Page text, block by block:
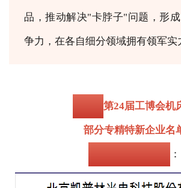
品，推动解决"卡脖子"问题，形
争力，在各自细分领域拥有领军实
以下为第24届工博会机
部分专精特新企业名
：